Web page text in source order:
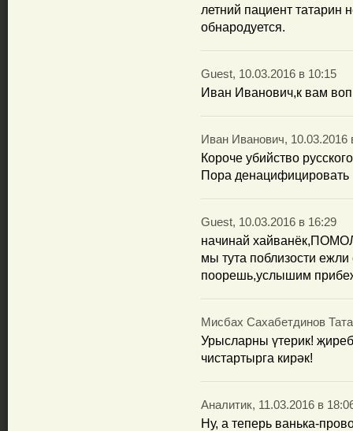
летний пациент
обнародуется.
Guest, 10.03.2016 в 10:15
Иван Иванович,к вам
Иван Иванович, 10.03.2016
Короче убийство
Пора денацифицировать
Guest, 10.03.2016 в 16:29
начинай
мы тута поблизости
поорешь,услышим
Мисбах Сахабетдинов
Урысларны үтерик!
чистартырга кирәк!
Аналитик, 11.03.2016 в
Ну, а теперь ванька-